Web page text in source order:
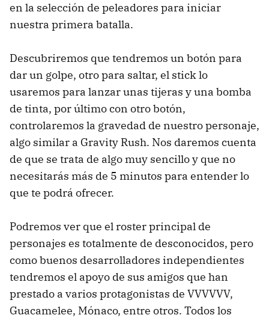
en la selección de peleadores para iniciar
nuestra primera batalla.
Descubriremos que tendremos un botón para
dar un golpe, otro para saltar, el stick lo
usaremos para lanzar unas tijeras y una bomba
de tinta, por último con otro botón,
controlaremos la gravedad de nuestro personaje,
algo similar a Gravity Rush. Nos daremos cuenta
de que se trata de algo muy sencillo y que no
necesitarás más de 5 minutos para entender lo
que te podrá ofrecer.
Podremos ver que el roster principal de
personajes es totalmente de desconocidos, pero
como buenos desarrolladores independientes
tendremos el apoyo de sus amigos que han
prestado a varios protagonistas de VVVVVV,
Guacamelee, Mónaco, entre otros. Todos los